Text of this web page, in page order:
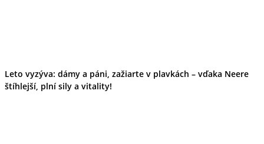
Leto vyzýva: dámy a páni, zažiarte v plavkách – vďaka Neere
štíhlejší, plní sily a vitality!